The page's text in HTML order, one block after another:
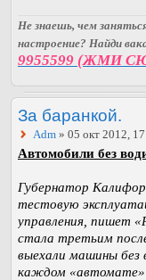
Не знаешь, чем
настроение? Найди
9955599 (ЖМИ
За баранкой.
Adm » 05 окт 2012,
Автомобили без
Губернатор
тестовую
управления, пишет
стала третьим
выехали машины без
каждом «автомате»